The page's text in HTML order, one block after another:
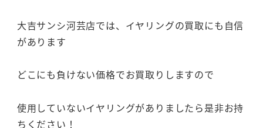
大吉サンシ河芸店では、イヤリングの買取にも自信
があります
どこにも負けない価格でお買取りしますので
使用していないイヤリングがありましたら是非お持
ちください！